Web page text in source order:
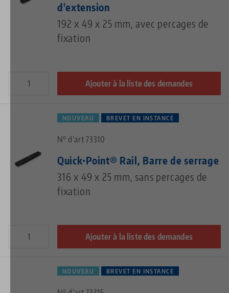
d'extension
192 x 49 x 25 mm, avec percages de
fixation
Ajouter à la liste des demandes
NOUVEAU BREVET EN INSTANCE
N° d'art 73310
Quick•Point® Rail, Barre de serrage
316 x 49 x 25 mm, sans percages de
fixation
Ajouter à la liste des demandes
NOUVEAU BREVET EN INSTANCE